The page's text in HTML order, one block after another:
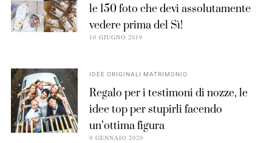
le 150 foto che devi assolutamente
vedere prima del Sì!
10 GIUGNO 2019
IDEE ORIGINALI MATRIMONIO
Regalo per i testimoni di nozze, le
idee top per stupirli facendo
un’ottima figura
9 GENNAIO 2020